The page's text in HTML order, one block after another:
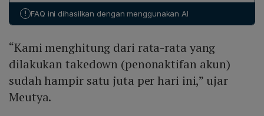
menonaktifkan akun anak secara bertahap, menyusun
implementasi secara periodik, serta melakukan
penilaian risiko mandiri pada produk, layanan, dan fitur.
! FAQ ini dihasilkan dengan menggunakan AI
“Kami menghitung dari rata-rata yang
dilakukan takedown (penonaktifan akun)
sudah hampir satu juta per hari ini,” ujar
Meutya.